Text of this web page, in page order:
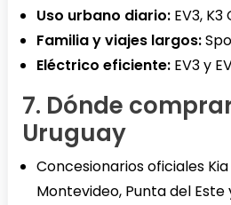
Uso urbano diario: EV3, K3
Familia y viajes largos:
Eléctrico eficiente: EV3 y
7. Dónde
Uruguay
Concesionarios oficiales
Montevideo, Punta del Este